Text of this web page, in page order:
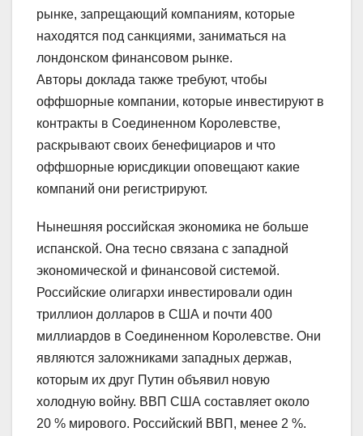
рынке, запрещающий компаниям, которые
находятся под санкциями, заниматься на
лондонском финансовом рынке.
Авторы доклада также требуют, чтобы
оффшорные компании, которые инвестируют в
контракты в Соединенном Королевстве,
раскрывают своих бенефициаров и что
оффшорные юрисдикции оповещают какие
компаний они регистрируют.
Нынешняя российская экономика не больше
испанской. Она тесно связана с западной
экономической и финансовой системой.
Российские олигархи инвестировали один
триллион долларов в США и почти 400
миллиардов в Соединенном Королевстве. Они
являются заложниками западных держав,
которым их друг Путин объявил новую
холодную войну. ВВП США составляет около
20 % мирового. Российский ВВП, менее 2 %.